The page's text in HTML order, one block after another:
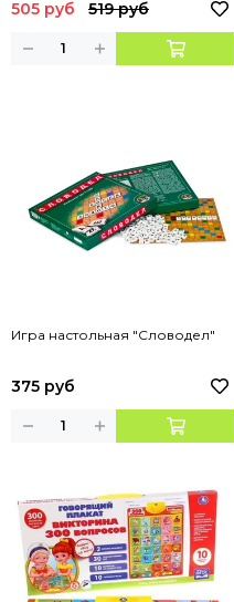
505 руб 519 руб
Игра настольная "Словодел"
375 руб